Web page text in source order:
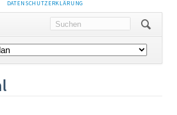
DATENSCHUTZERKLÄRUNG